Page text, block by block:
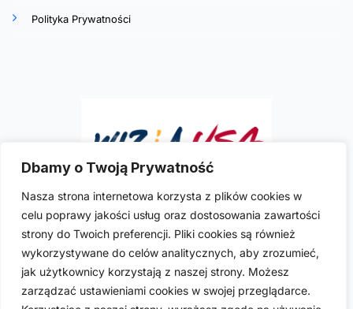
Dbamy o Twoją Prywatność
Nasza strona internetowa korzysta z plików cookies w
celu poprawy jakości usług oraz dostosowania zawartości
strony do Twoich preferencji. Pliki cookies są również
wykorzystywane do celów analitycznych, aby zrozumieć,
jak użytkownicy korzystają z naszej strony. Możesz
zarządzać ustawieniami cookies w swojej przeglądarce.
Polityka Prywatności
Ilona R. Szymkowiczto doświadczona i
wykwalifikowana polska prawniczka imigracyjna
praktykująca w USA. Posiada licencje do wykonywania
zawodu w sześciu stanach USA: Kalifornii, Kolorado,
Florydzie, Nevadzie, Nowym Jorku i Teksasie.